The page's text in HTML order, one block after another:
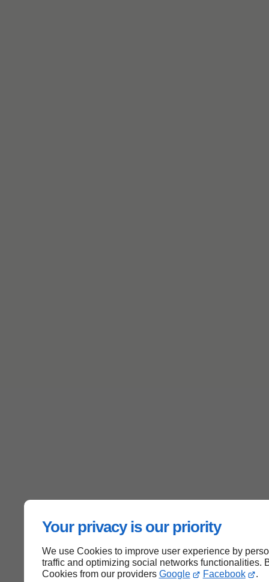
Your privacy is our priority
We use Cookies to improve user experience by
traffic and optimizing social networks functionalities.
Cookies from our providers Google Facebook .